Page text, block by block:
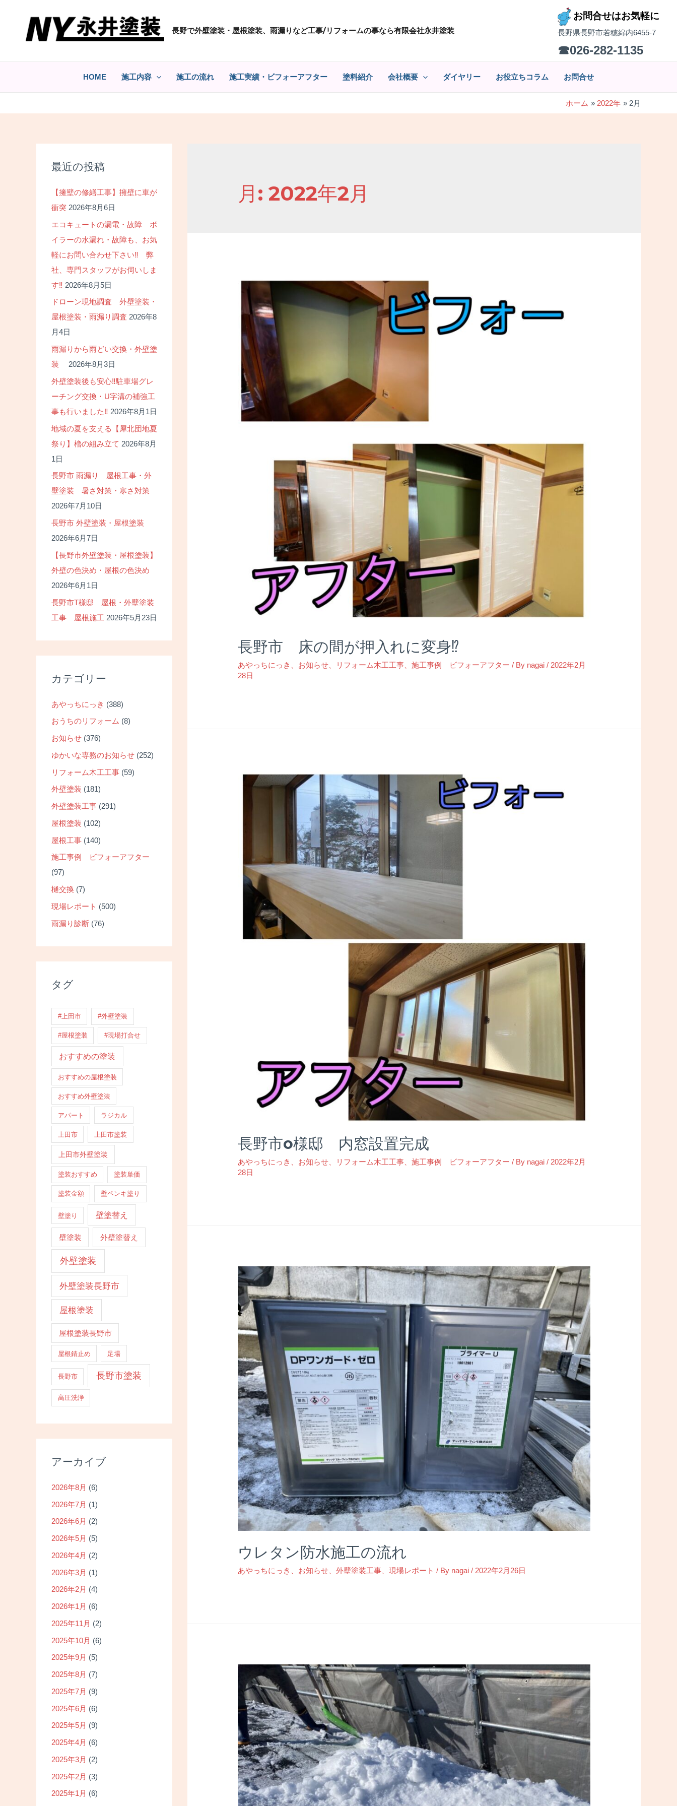
ッ
長野で外壁塗装・屋根塗装、雨漏りなど工事/リフォームの事なら有限会社永井塗装
お問合せはお気軽に
長野県長野市若穂綿内6455-7
☎026-282-1135
HOME 施工内容 施工の流れ 施工実績・ビフォーアフター 塗料紹介 会社概要 ダイヤリー お役立ちコラム お問合せ
ホーム 2022年 2月
最近の投稿
【擁壁の修繕工事】擁壁に車が
衝突 2026年8月6日
エコキュートの漏電・故障 ボ
イラーの水漏れ・故障も、お気
軽にお問い合わせ下さい‼ 弊
社、専門スタッフがお伺いしま
す‼ 2026年8月5日
ドローン現地調査 外壁塗装・
屋根塗装・雨漏り調査 2026年8
月4日
雨漏りから雨どい交換・外壁塗
装
2026年8月3日
外壁塗装後も安心‼駐車場グレ
ーチング交換・U字溝の補強工
事も行いました‼ 2026年8月1日
地域の夏を支える【犀北団地夏
祭り】櫓の組み立て 2026年8月
1日
長野市 雨漏り 屋根工事・外
壁塗装 暑さ対策・寒さ対策
2026年7月10日
長野市 外壁塗装・屋根塗装
2026年6月7日
【長野市外壁塗装・屋根塗装】
外壁の色決め・屋根の色決め
2026年6月1日
長野市T様邸 屋根・外壁塗装
工事 屋根施工 2026年5月23日
カテゴリー
あやっちにっき (388)
おうちのリフォーム (8)
お知らせ (376)
ゆかいな専務のお知らせ (252)
リフォーム木工工事 (59)
外壁塗装 (181)
外壁塗装工事 (291)
屋根塗装 (102)
屋根工事 (140)
施工事例 ビフォーアフター
(97)
樋交換 (7)
現場レポート (500)
雨漏り診断 (76)
タグ
#上田市 #外壁塗装
#屋根塗装 #現場打合せ
おすすめの塗装
おすすめの屋根塗装
おすすめ外壁塗装
アパート ラジカル
上田市 上田市塗装
上田市外壁塗装
塗装おすすめ 塗装単価
塗装金額 壁ペンキ塗り
壁塗り 壁塗替え
壁塗装 外壁塗替え
外壁塗装
外壁塗装長野市
屋根塗装
屋根塗装長野市
屋根錆止め 足場
長野市 長野市塗装
高圧洗浄
アーカイブ
2026年8月 (6)
2026年7月 (1)
2026年6月 (2)
2026年5月 (5)
2026年4月 (2)
2026年3月 (1)
2026年2月 (4)
2026年1月 (6)
2025年11月 (2)
2025年10月 (6)
2025年9月 (5)
2025年8月 (7)
2025年7月 (9)
2025年6月 (6)
2025年5月 (9)
2025年4月 (6)
2025年3月 (2)
2025年2月 (3)
2025年1月 (6)
月:2022年2月
長野市 床の間が押入れに変身⁉︎
あやっちにっき お知らせ リフォーム木工工事 、施工事例 ビフォーアフター / By nagai / 2022年2月
28日
長野市o様邸 内窓設置完成
あやっちにっき お知らせ リフォーム木工工事 、施工事例 ビフォーアフター / By nagai / 2022年2月
28日
ウレタン防水施工の流れ
あやっちにっき お知らせ 、外壁塗装工事 、現場レポート / By nagai / 2022年2月26日